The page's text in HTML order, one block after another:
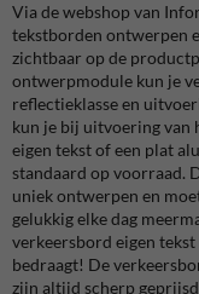
Via de webshop van
tekstborden ontwerpen
zichtbaar op de
ontwerpmodule kun je
reflectieklasse en
kun je bij uitvoering van
eigen tekst of een plat
standaard op voorraad.
uniek ontwerpen en
gelukkig elke dag
verkeersbord eigen
bedraagt! De
zijn altijd scherp